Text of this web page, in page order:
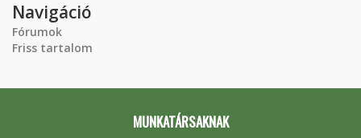
Navigáció
Fórumok
Friss tartalom
MUNKATÁRSAKNAK